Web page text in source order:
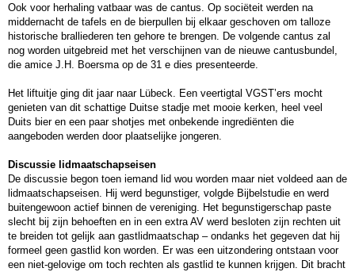
Ook voor herhaling vatbaar was de cantus. Op sociëteit werden na
middernacht de tafels en de bierpullen bij elkaar geschoven om talloze
historische bralliederen ten gehore te brengen. De volgende cantus zal
nog worden uitgebreid met het verschijnen van de nieuwe cantusbundel,
die amice J.H. Boersma op de 31 e dies presenteerde.
Het liftuitje ging dit jaar naar Lübeck. Een veertigtal VGST’ers mocht
genieten van dit schattige Duitse stadje met mooie kerken, heel veel
Duits bier en een paar shotjes met onbekende ingrediënten die
aangeboden werden door plaatselijke jongeren.
Discussie lidmaatschapseisen
De discussie begon toen iemand lid wou worden maar niet voldeed aan de
lidmaatschapseisen. Hij werd begunstiger, volgde Bijbelstudie en werd
buitengewoon actief binnen de vereniging. Het begunstigerschap paste
slecht bij zijn behoeften en in een extra AV werd besloten zijn rechten uit
te breiden tot gelijk aan gastlidmaatschap – ondanks het gegeven dat hij
formeel geen gastlid kon worden. Er was een uitzondering ontstaan voor
een niet-gelovige om toch rechten als gastlid te kunnen krijgen. Dit bracht